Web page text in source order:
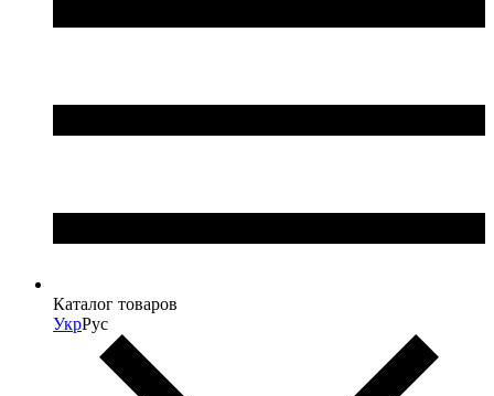
Каталог товаров
УкрРус